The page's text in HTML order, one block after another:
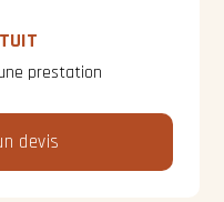
prestation
devis